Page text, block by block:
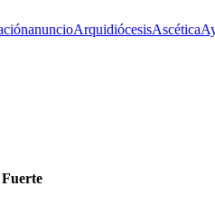
anuncioArquidiócesisAscética
Fuerte